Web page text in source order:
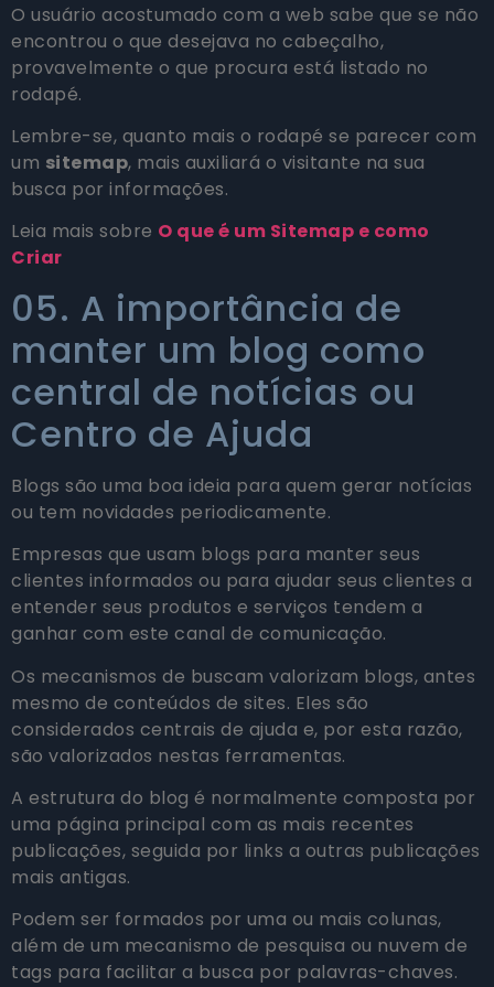
O usuário acostumado com a web sabe que se não
encontrou o que desejava no cabeçalho,
provavelmente o que procura está listado no
rodapé.
Lembre-se, quanto mais o rodapé se parecer com
um sitemap, mais auxiliará o visitante na sua
busca por informações.
Leia mais sobre O que é um Sitemap e como
Criar
05. A importância de
manter um blog como
central de notícias ou
Centro de Ajuda
Blogs são uma boa ideia para quem gerar notícias
ou tem novidades periodicamente.
Empresas que usam blogs para manter seus
clientes informados ou para ajudar seus clientes a
entender seus produtos e serviços tendem a
ganhar com este canal de comunicação.
Os mecanismos de buscam valorizam blogs, antes
mesmo de conteúdos de sites. Eles são
considerados centrais de ajuda e, por esta razão,
são valorizados nestas ferramentas.
A estrutura do blog é normalmente composta por
uma página principal com as mais recentes
publicações, seguida por links a outras publicações
mais antigas.
Podem ser formados por uma ou mais colunas,
além de um mecanismo de pesquisa ou nuvem de
tags para facilitar a busca por palavras-chaves.